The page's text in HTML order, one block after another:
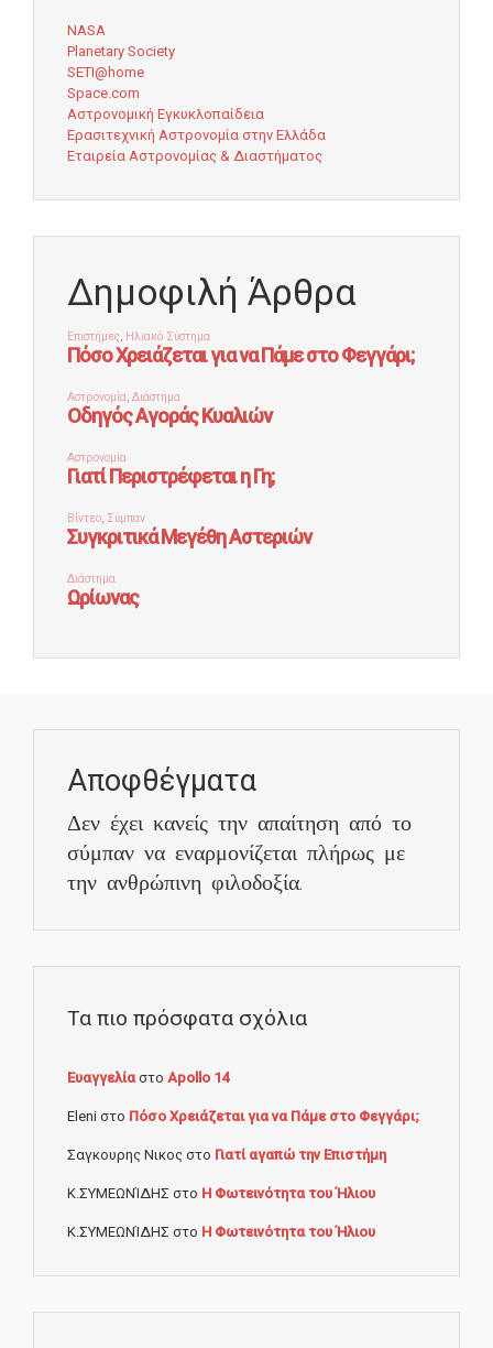
NASA
Planetary Society
SETI@home
Space.com
Αστρονομική Εγκυκλοπαίδεια
Ερασιτεχνική Αστρονομία στην Ελλάδα
Εταιρεία Αστρονομίας & Διαστήματος
Δημοφιλή Άρθρα
Αποφθέγματα
Δεν έχει κανείς την απαίτηση από το
σύμπαν να εναρμονίζεται πλήρως με
την ανθρώπινη φιλοδοξία.
Τα πιο πρόσφατα σχόλια
Ευαγγελίαστο Apollo 14
Eleni στο Πόσο Χρειάζεται για να Πάμε στο Φεγγάρι;
Σαγκουρης Νικος στο Γιατί αγαπώ την Επιστήμη
Κ.ΣΥΜΕΩΝΊΔΗΣ στο Η Φωτεινότητα του Ήλιου
Κ.ΣΥΜΕΩΝΊΔΗΣ στο Η Φωτεινότητα του Ήλιου